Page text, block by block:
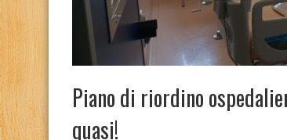
Piano di riordino
quasi!